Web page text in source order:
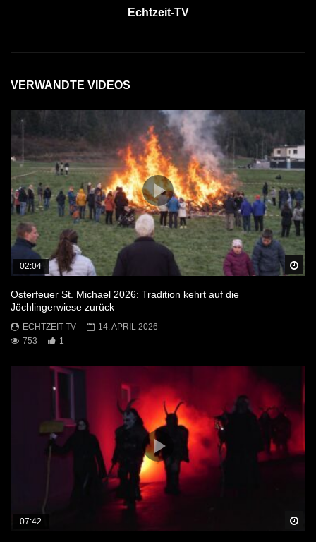
Echtzeit-TV
VERWANDTE VIDEOS
02:04
Osterfeuer St. Michael 2026: Tradition kehrt auf die
Jöchlingerwiese zurück
ECHTZEIT-TV
14. APRIL 2026
753
1
07:42